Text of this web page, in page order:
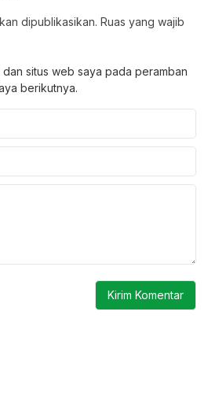
dipublikasikan. Ruas yang wajib
dan situs web saya pada peramban
berikutnya.